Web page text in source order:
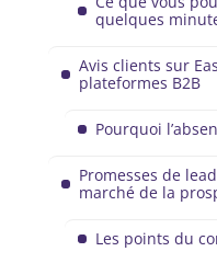
quelques
Avis clients sur
plateformes B2B
Pourquoi
Promesses de
marché de la
Les points du